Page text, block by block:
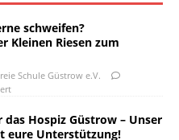
schweifen?
Kleinen Riesen zum
Schule Güstrow e.V.
das Hospiz Güstrow – Unser
eure Unterstützung!